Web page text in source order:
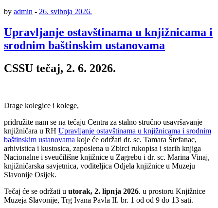
by admin - 26. svibnja 2026.
Upravljanje ostavštinama u knjižnicama i
srodnim baštinskim ustanovama
CSSU tečaj, 2. 6. 2026.
Drage kolegice i kolege,
pridružite nam se na tečaju Centra za stalno stručno usavršavanje
knjižničara u RH Upravljanje ostavštinama u knjižnicama i srodnim
baštinskim ustanovama koje će održati dr. sc. Tamara Štefanac,
arhivistica i kustosica, zaposlena u Zbirci rukopisa i starih knjiga
Nacionalne i sveučilišne knjižnice u Zagrebu i dr. sc. Marina Vinaj,
knjižničarska savjetnica, voditeljica Odjela knjižnice u Muzeju
Slavonije Osijek.
Tečaj će se održati u utorak, 2. lipnja 2026. u prostoru Knjižnice
Muzeja Slavonije, Trg Ivana Pavla II. br. 1 od od 9 do 13 sati.